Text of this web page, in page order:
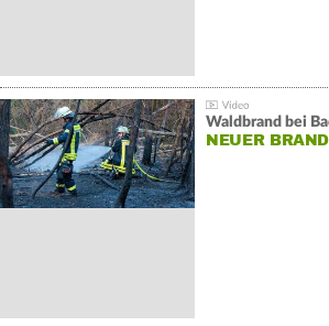
Waldbrand bei
NEUER